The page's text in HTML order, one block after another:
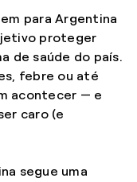
para Argentina
proteger
de saúde do país.
febre ou até
acontecer — e
caro (e
segue uma